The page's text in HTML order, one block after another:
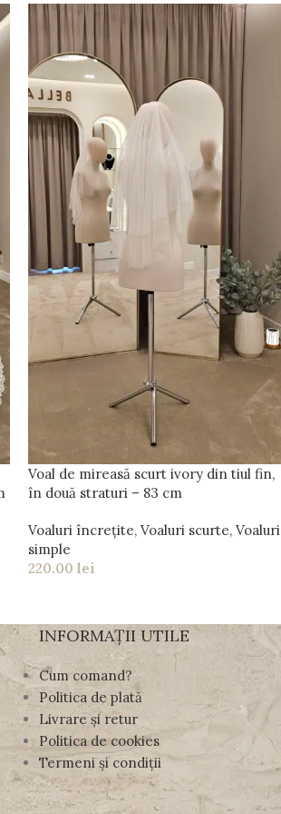
Voal de mireasă scurt ivory din tiul fin,
în două straturi – 83 cm
Voaluri încrețite, Voaluri scurte, Voaluri
simple
220.00 lei
INFORMAȚII UTILE
Cum comand?
Politica de plată
Livrare și retur
Politica de cookies
Termeni și condiții